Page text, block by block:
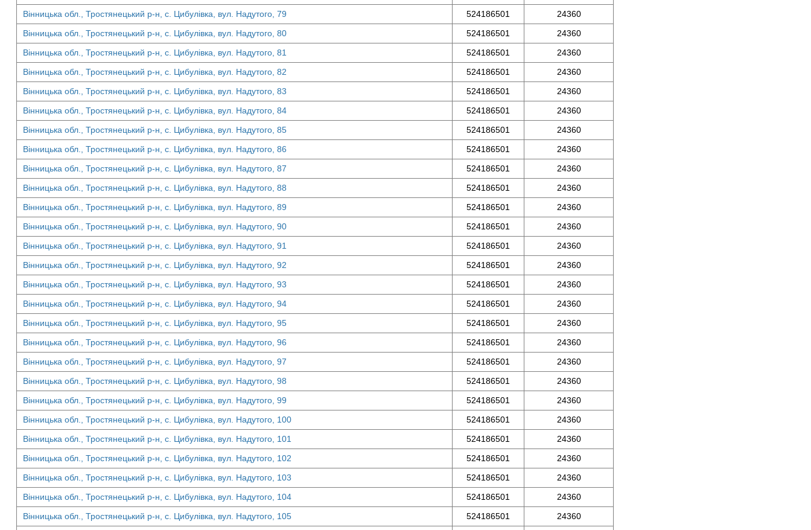
Вінницька обл., Тростянецький р-н, с. Цибулівка, вул. Надутого, 79
524186501
24360
Вінницька обл., Тростянецький р-н, с. Цибулівка, вул. Надутого, 80
524186501
24360
Вінницька обл., Тростянецький р-н, с. Цибулівка, вул. Надутого, 81
524186501
24360
Вінницька обл., Тростянецький р-н, с. Цибулівка, вул. Надутого, 82
524186501
24360
Вінницька обл., Тростянецький р-н, с. Цибулівка, вул. Надутого, 83
524186501
24360
Вінницька обл., Тростянецький р-н, с. Цибулівка, вул. Надутого, 84
524186501
24360
Вінницька обл., Тростянецький р-н, с. Цибулівка, вул. Надутого, 85
524186501
24360
Вінницька обл., Тростянецький р-н, с. Цибулівка, вул. Надутого, 86
524186501
24360
Вінницька обл., Тростянецький р-н, с. Цибулівка, вул. Надутого, 87
524186501
24360
Вінницька обл., Тростянецький р-н, с. Цибулівка, вул. Надутого, 88
524186501
24360
Вінницька обл., Тростянецький р-н, с. Цибулівка, вул. Надутого, 89
524186501
24360
Вінницька обл., Тростянецький р-н, с. Цибулівка, вул. Надутого, 90
524186501
24360
Вінницька обл., Тростянецький р-н, с. Цибулівка, вул. Надутого, 91
524186501
24360
Вінницька обл., Тростянецький р-н, с. Цибулівка, вул. Надутого, 92
524186501
24360
Вінницька обл., Тростянецький р-н, с. Цибулівка, вул. Надутого, 93
524186501
24360
Вінницька обл., Тростянецький р-н, с. Цибулівка, вул. Надутого, 94
524186501
24360
Вінницька обл., Тростянецький р-н, с. Цибулівка, вул. Надутого, 95
524186501
24360
Вінницька обл., Тростянецький р-н, с. Цибулівка, вул. Надутого, 96
524186501
24360
Вінницька обл., Тростянецький р-н, с. Цибулівка, вул. Надутого, 97
524186501
24360
Вінницька обл., Тростянецький р-н, с. Цибулівка, вул. Надутого, 98
524186501
24360
Вінницька обл., Тростянецький р-н, с. Цибулівка, вул. Надутого, 99
524186501
24360
Вінницька обл., Тростянецький р-н, с. Цибулівка, вул. Надутого, 100
524186501
24360
Вінницька обл., Тростянецький р-н, с. Цибулівка, вул. Надутого, 101
524186501
24360
Вінницька обл., Тростянецький р-н, с. Цибулівка, вул. Надутого, 102
524186501
24360
Вінницька обл., Тростянецький р-н, с. Цибулівка, вул. Надутого, 103
524186501
24360
Вінницька обл., Тростянецький р-н, с. Цибулівка, вул. Надутого, 104
524186501
24360
Вінницька обл., Тростянецький р-н, с. Цибулівка, вул. Надутого, 105
524186501
24360